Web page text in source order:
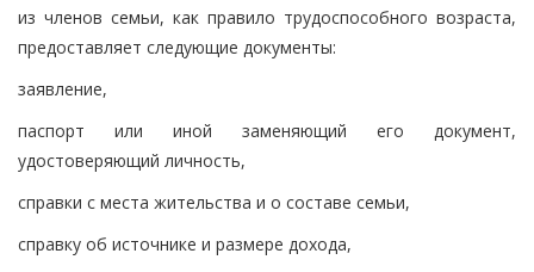
из членов семьи, как правило трудоспособного возраста,
предоставляет следующие документы:
заявление,
паспорт или иной заменяющий его документ,
удостоверяющий личность,
справки с места жительства и о составе семьи,
справку об источнике и размере дохода,